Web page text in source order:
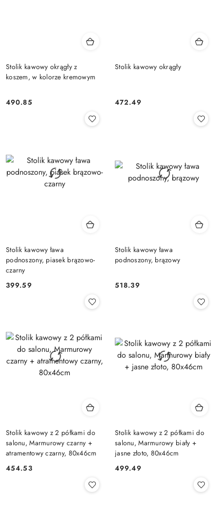
Stolik kawowy okrągły z
koszem, w kolorze kremowym
Cena:
490.85
Stolik kawowy okrągły
Cena:
472.49
Stolik kawowy ława
podnoszony, piasek brązowo-
czarny
Cena:
399.59
Stolik kawowy ława
podnoszony, brązowy
Cena:
518.39
Stolik kawowy z 2 półkami do
salonu, Marmurowy czarny +
atramentowy czarny, 80x46cm
Cena:
454.53
Stolik kawowy z 2 półkami do
salonu, Marmurowy biały +
jasne złoto, 80x46cm
Cena:
499.49